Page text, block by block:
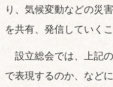
り、気候変動などの災
を共有、発信していく
設立総会では、上記
で表現するのか、など